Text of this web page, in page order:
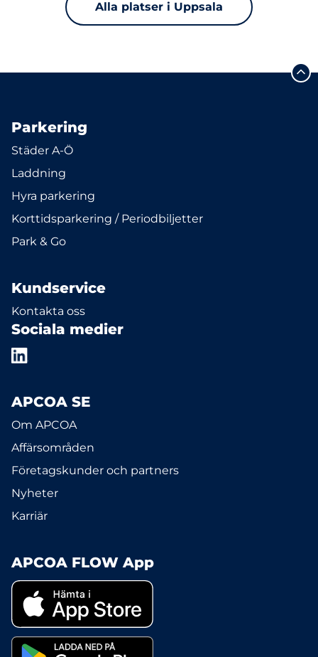
Alla platser i Uppsala
Parkering
Städer A-Ö
Laddning
Hyra parkering
Korttidsparkering / Periodbiljetter
Park & Go
Kundservice
Kontakta oss
Sociala medier
APCOA SE
Om APCOA
Affärsområden
Företagskunder och partners
Nyheter
Karriär
APCOA FLOW App